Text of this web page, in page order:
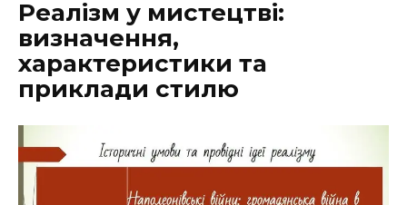
Реалізм у мистецтві:
визначення,
характеристики та
приклади стилю